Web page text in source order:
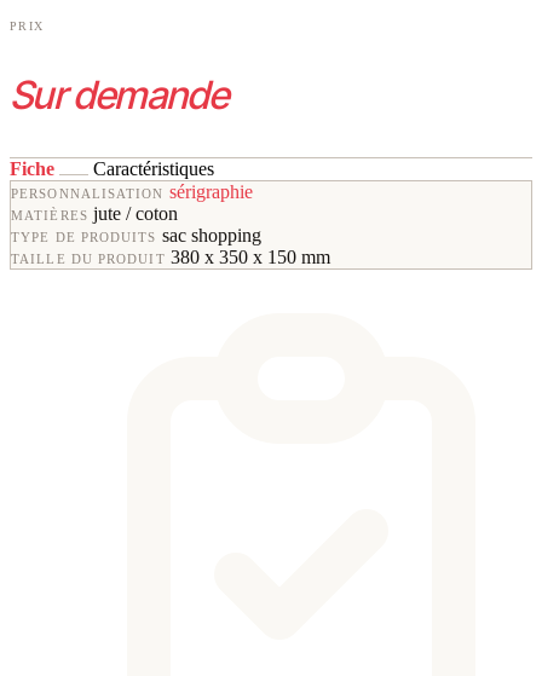
PRIX
Sur demande
Fiche Caractéristiques
PERSONNALISATION sérigraphie
MATIÈRES jute / coton
TYPE DE PRODUITS sac shopping
TAILLE DU PRODUIT 380 x 350 x 150 mm